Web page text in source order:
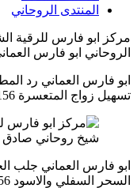
المنتدى الروحاني
مركز ابو فارس للرقية
الروحاني ابو فارس العماني
ابو فارس العماني رد
تسهيل زواج المتعسرة 0015205720156
شيخ روحاني صادق
ابو فارس العماني جلب
السحر السفلي والاسود 0015205720156